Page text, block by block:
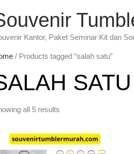
Kantor, Paket Seminar Kit dan
/ Products tagged “salah satu”
SATU
all 5 results